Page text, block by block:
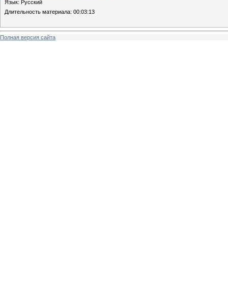
Язык: Русский
Длительность материала: 00:03:13
Полная версия сайта